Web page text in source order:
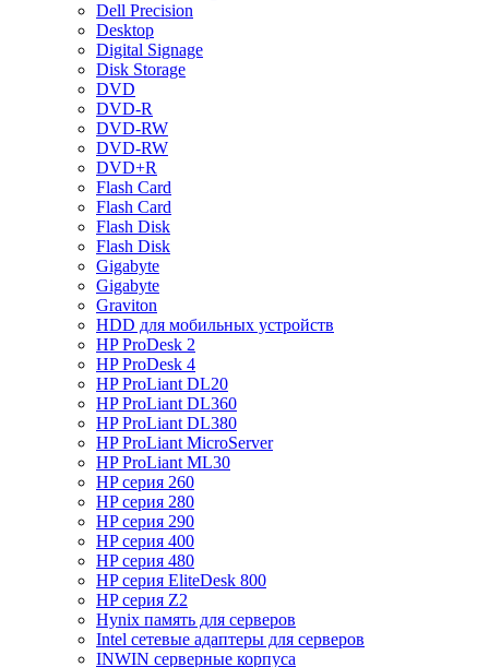
Dell Precision
Desktop
Digital Signage
Disk Storage
DVD
DVD-R
DVD-RW
DVD-RW
DVD+R
Flash Card
Flash Card
Flash Disk
Flash Disk
Gigabyte
Gigabyte
Graviton
HDD для мобильных устройств
HP ProDesk 2
HP ProDesk 4
HP ProLiant DL20
HP ProLiant DL360
HP ProLiant DL380
HP ProLiant MicroServer
HP ProLiant ML30
HP серия 260
HP серия 280
HP серия 290
HP серия 400
HP серия 480
HP серия EliteDesk 800
HP серия Z2
Hynix память для серверов
Intel сетевые адаптеры для серверов
INWIN серверные корпуса